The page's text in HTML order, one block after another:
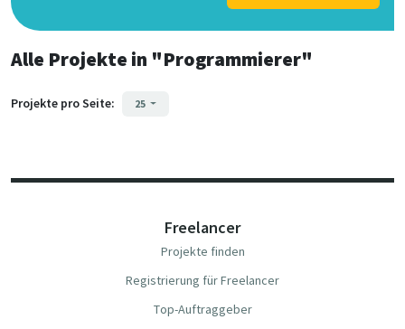
Alle Projekte in "Programmierer"
Projekte pro Seite: 25
Freelancer
Projekte finden
Registrierung für Freelancer
Top-Auftraggeber